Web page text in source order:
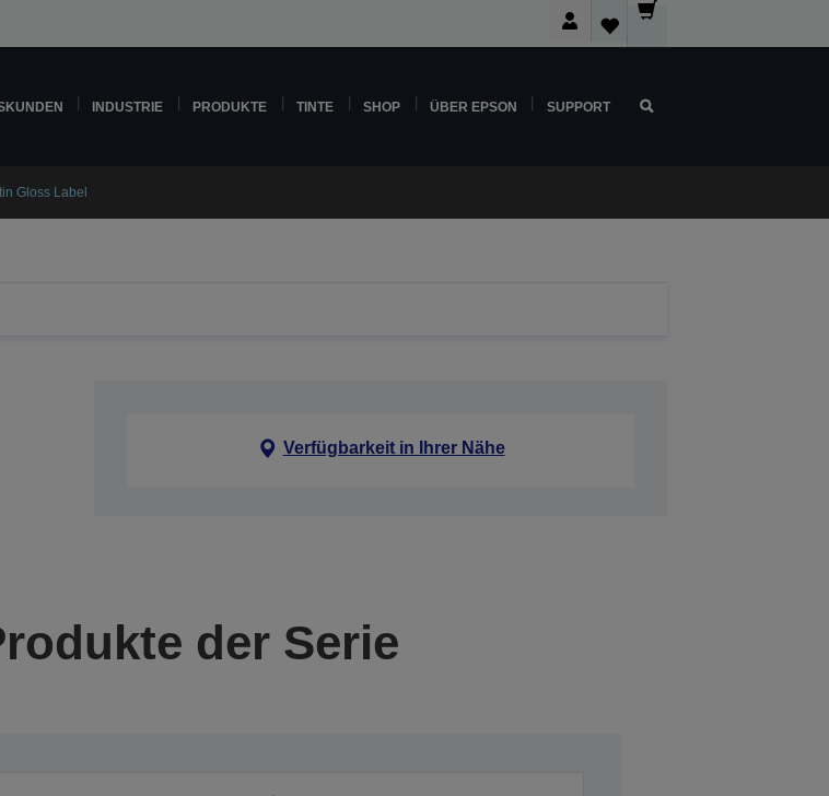
INDUSTRIE PRODUKTE TINTE SHOP ÜBER EPSON SUPPORT
Gloss Label
Verfügbarkeit in Ihrer Nähe
der Serie